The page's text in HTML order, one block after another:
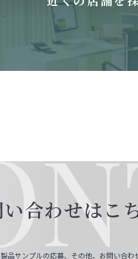
合わせはこ
品サンプルの応募、その他、お問い合わ